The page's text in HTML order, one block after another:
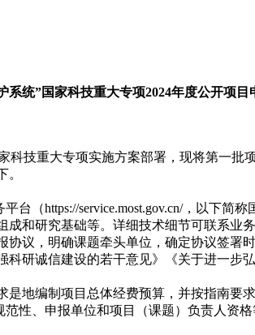
系统”国家科技重大专项2024年度公开项目
技重大专项实施方案部署，现将第一批
（https://service.most.gov.cn/，以下简
和研究基础等。详细技术细节可联系业务
议，明确课题牵头单位，确定协议签署
研诚信建设的若干意见》《关于进一步
地编制项目总体经费预算，并按指南要
性、申报单位和项目（课题）负责人资格